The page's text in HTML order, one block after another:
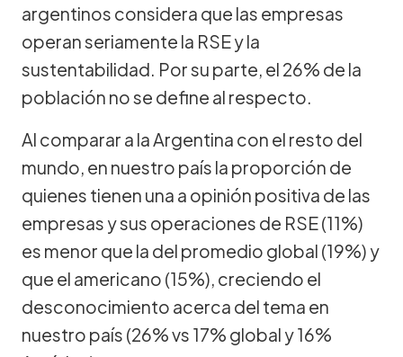
argentinos considera que las empresas
operan seriamente la RSE y la
sustentabilidad. Por su parte, el 26% de la
población no se define al respecto.
Al comparar a la Argentina con el resto del
mundo, en nuestro país la proporción de
quienes tienen una a opinión positiva de las
empresas y sus operaciones de RSE (11%)
es menor que la del promedio global (19%) y
que el americano (15%), creciendo el
desconocimiento acerca del tema en
nuestro país (26% vs 17% global y 16%